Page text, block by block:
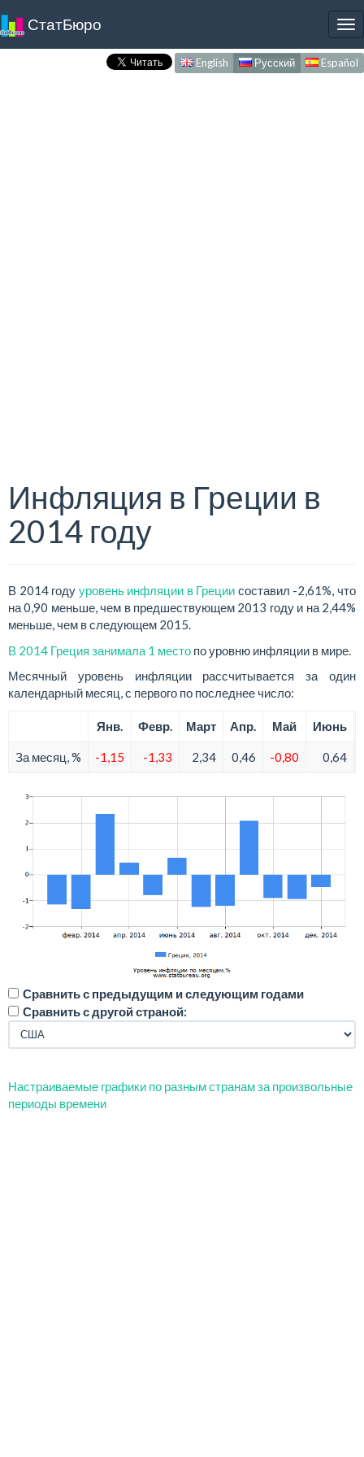
СтатБюро
English Русский Español
Инфляция в Греции в
2014 году
В 2014 году уровень инфляции в Греции составил -2,61%, что
на 0,90 меньше, чем в предшествующем 2013 году и на 2,44%
меньше, чем в следующем 2015.
В 2014 Греция занимала 1 место по уровню инфляции в мире.
Месячный уровень инфляции рассчитывается за один
календарный месяц, с первого по последнее число:
Янв. Февр. Март Апр. Май Июнь
За месяц, % -1,15 -1,33 2,34 0,46 -0,80 0,64
Сравнить с предыдущим и следующим годами
Сравнить с другой страной:
Настраиваемые графики по разным странам за произвольные
периоды времени